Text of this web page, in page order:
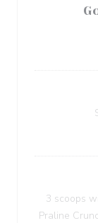
3 scoops
Praline